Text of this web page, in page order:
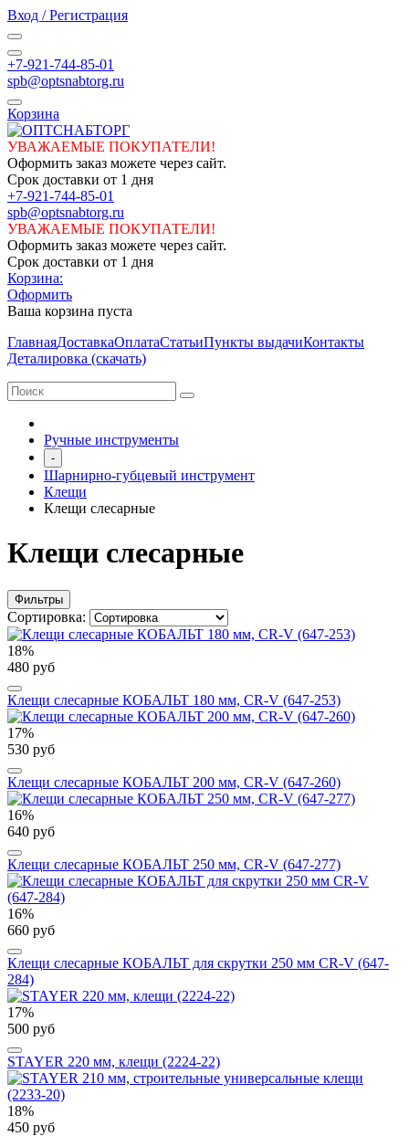
Вход / Регистрация
+7-921-744-85-01
spb@optsnabtorg.ru
Корзина
УВАЖАЕМЫЕ ПОКУПАТЕЛИ!
Оформить заказ можете через сайт.
Срок доставки от 1 дня
+7-921-744-85-01
spb@optsnabtorg.ru
УВАЖАЕМЫЕ ПОКУПАТЕЛИ!
Оформить заказ можете через сайт.
Срок доставки от 1 дня
Корзина:
Оформить
Ваша корзина пуста
ГлавнаяДоставкаОплатаСтатьиПункты выдачиКонтакты
Деталировка (скачать)
Ручные инструменты
-
Шарнирно-губцевый инструмент
Клещи
Клещи слесарные
Клещи слесарные
Фильтры
Сортировка:
18%
480 руб
Клещи слесарные КОБАЛЬТ 180 мм, CR-V (647-253)
17%
530 руб
Клещи слесарные КОБАЛЬТ 200 мм, CR-V (647-260)
16%
640 руб
Клещи слесарные КОБАЛЬТ 250 мм, CR-V (647-277)
16%
660 руб
Клещи слесарные КОБАЛЬТ для скрутки 250 мм CR-V (647-
284)
17%
500 руб
STAYER 220 мм, клещи (2224-22)
18%
450 руб